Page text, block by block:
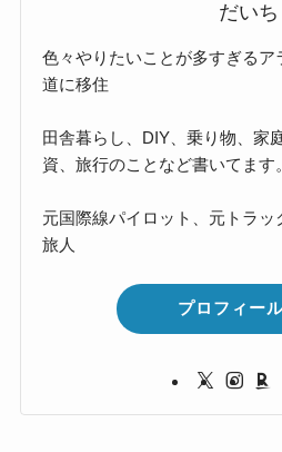
だいち
色々やりたいことが多すぎるア
道に移住
田舎暮らし、DIY、乗り物、家
資、旅行のことなど書いてます。
元国際線パイロット、元トラッ
旅人
プロフィー